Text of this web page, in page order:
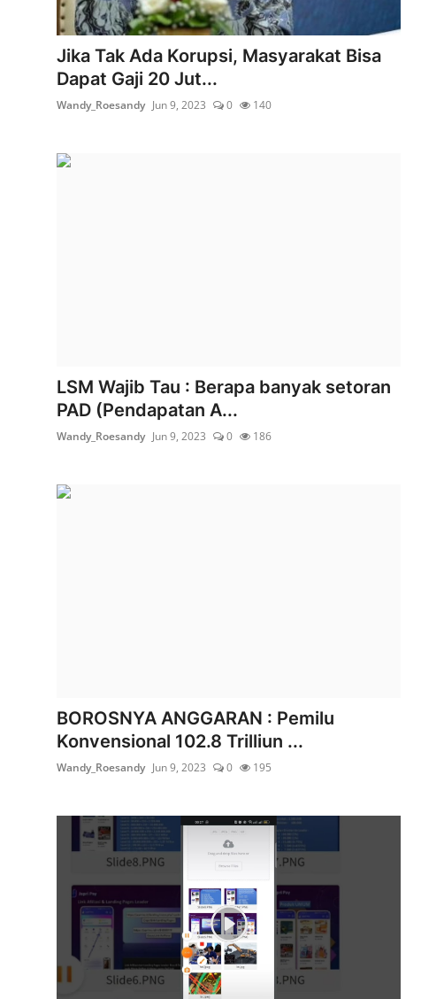
Jika Tak Ada Korupsi, Masyarakat Bisa
Dapat Gaji 20 Jut...
Wandy_Roesandy Jun 9, 2023 0 140
LSM Wajib Tau : Berapa banyak setoran
PAD (Pendapatan A...
Wandy_Roesandy Jun 9, 2023 0 186
BOROSNYA ANGGARAN : Pemilu
Konvensional 102.8 Trilliun ...
Wandy_Roesandy Jun 9, 2023 0 195